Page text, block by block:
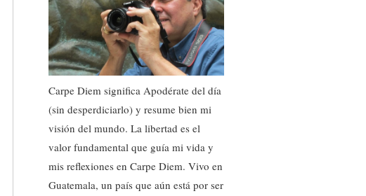
Carpe Diem significa Apodérate del día
(sin desperdiciarlo) y resume bien mi
visión del mundo. La libertad es el
valor fundamental que guía mi vida y
mis reflexiones en Carpe Diem. Vivo en
Guatemala, un país que aún está por ser